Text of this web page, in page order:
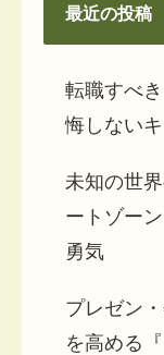
最近の投稿
転職すべ
悔しない
未知の世
ートゾー
勇気
プレゼン
を高める